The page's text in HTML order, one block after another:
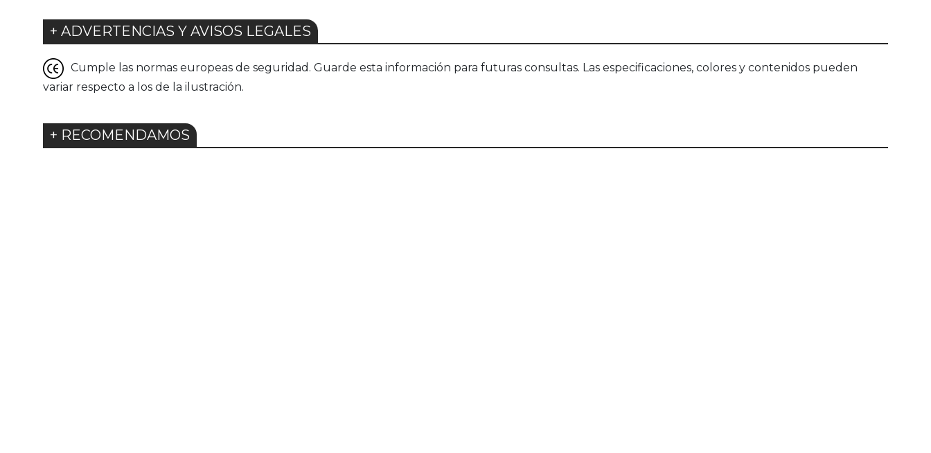
+ ADVERTENCIAS Y AVISOS LEGALES
Cumple las normas europeas de seguridad. Guarde esta información para futuras consultas. Las especificaciones, colores y contenidos pueden
variar respecto a los de la ilustración.
+ RECOMENDAMOS